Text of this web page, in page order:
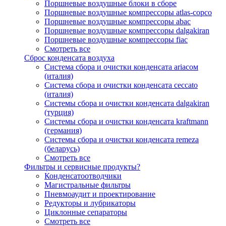
Поршневые воздушные блоки в сборе
Поршневые воздушные компрессоры atlas-copco
Поршневые воздушные компрессоры abac
Поршневые воздушные компрессоры dalgakiran
Поршневые воздушные компрессоры fiac
Смотреть все
Сброс конденсата воздуха
Система сбора и очистки конденсата ariacом
(италия)
Система сбора и очистки конденсата ceccato
(италия)
Системы сбора и очистки конденсата dalgakiran
(турция)
Системы сбора и очистки конденсата kraftmann
(германия)
Системы сбора и очистки конденсата remeza
(беларусь)
Смотреть все
Фильтры и сервисные продукты?
Конденсатоотводчики
Магистральные фильтры
Пневмоаудит и проектирование
Редукторы и лубрикаторы
Циклонные сепараторы
Смотреть все